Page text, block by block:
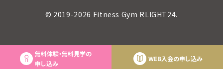
© 2019-2026 Fitness Gym RLIGHT24.
無料体験・無料見学の
申し込み
WEB入会の申し込み